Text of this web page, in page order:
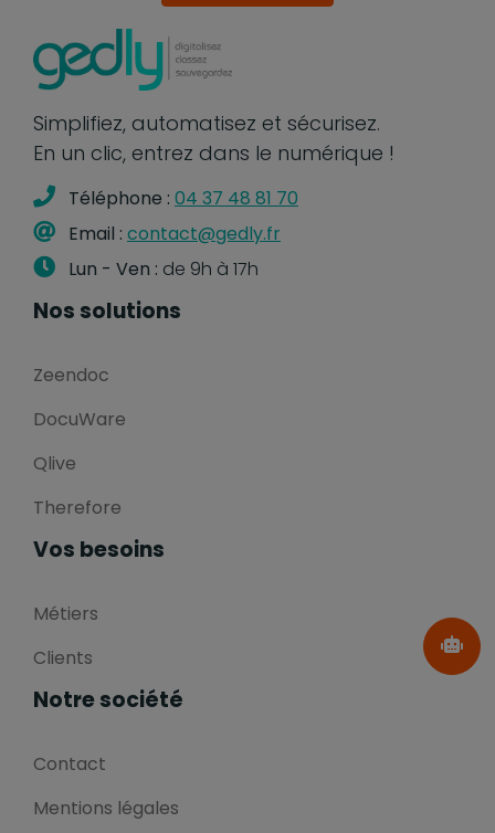
Simplifiez, automatisez et sécurisez.
En un clic, entrez dans le numérique !
Téléphone : 04 37 48 81 70
Email : contact@gedly.fr
Lun - Ven : de 9h à 17h
Nos solutions
Zeendoc
DocuWare
Qlive
Therefore
Vos besoins
Métiers
Clients
Notre société
Contact
Mentions légales